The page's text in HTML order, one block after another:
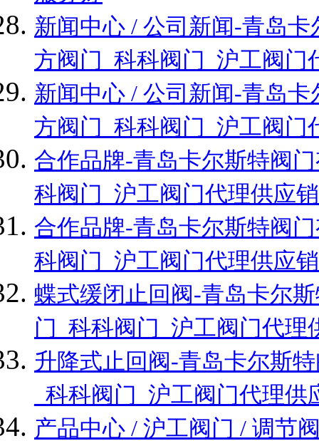
新闻中心 / 公司新闻-青岛
方阀门_科科阀门_沪工阀
新闻中心 / 公司新闻-青岛
方阀门_科科阀门_沪工阀
合作品牌-青岛卡尔斯特阀
科阀门_沪工阀门代理供应
合作品牌-青岛卡尔斯特阀
科阀门_沪工阀门代理供应
蝶式缓闭止回阀-青岛卡尔
门_科科阀门_沪工阀门代
升降式止回阀-青岛卡尔斯
_科科阀门_沪工阀门代理
产品中心 / 沪工阀门 / 调节